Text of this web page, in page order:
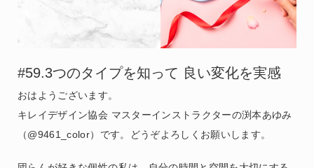
#59.3つのタイプを知って 良い変化を実感
おはようございます。
キレイデザイン協会 マスターインストラクターの渕本あゆみ
（@9461_color）です。どうぞよろしくお願いします。